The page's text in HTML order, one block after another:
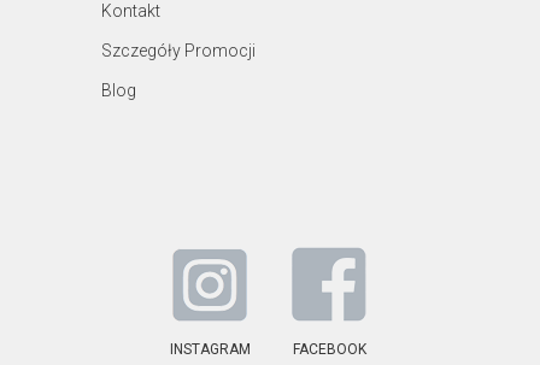
Kontakt
Szczegóły Promocji
Blog
INSTAGRAM FACEBOOK